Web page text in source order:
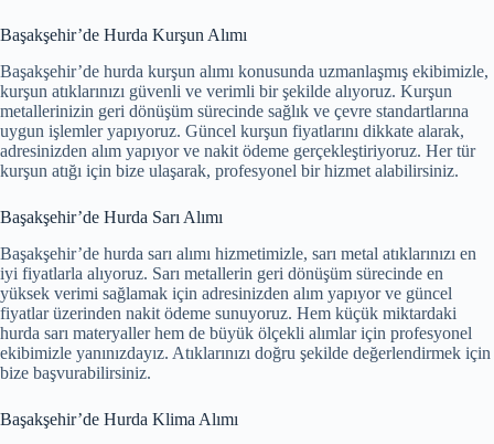
Başakşehir’de Hurda Kurşun Alımı
Başakşehir’de hurda kurşun alımı konusunda uzmanlaşmış ekibimizle,
kurşun atıklarınızı güvenli ve verimli bir şekilde alıyoruz. Kurşun
metallerinizin geri dönüşüm sürecinde sağlık ve çevre standartlarına
uygun işlemler yapıyoruz. Güncel kurşun fiyatlarını dikkate alarak,
adresinizden alım yapıyor ve nakit ödeme gerçekleştiriyoruz. Her tür
kurşun atığı için bize ulaşarak, profesyonel bir hizmet alabilirsiniz.
Başakşehir’de Hurda Sarı Alımı
Başakşehir’de hurda sarı alımı hizmetimizle, sarı metal atıklarınızı en
iyi fiyatlarla alıyoruz. Sarı metallerin geri dönüşüm sürecinde en
yüksek verimi sağlamak için adresinizden alım yapıyor ve güncel
fiyatlar üzerinden nakit ödeme sunuyoruz. Hem küçük miktardaki
hurda sarı materyaller hem de büyük ölçekli alımlar için profesyonel
ekibimizle yanınızdayız. Atıklarınızı doğru şekilde değerlendirmek için
bize başvurabilirsiniz.
Başakşehir’de Hurda Klima Alımı